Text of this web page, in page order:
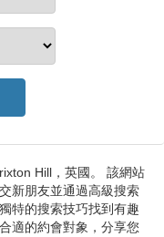
Hill，英國。 該網站
新朋友並通過高級搜索
特的搜索技巧找到有趣
適的約會對象，分享您